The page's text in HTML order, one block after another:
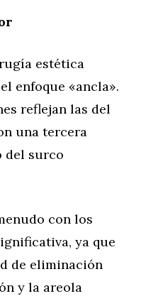
estética
enfoque «ancla».
reflejan las del
una tercera
del surco
con los
ya que
de eliminación
y la areola